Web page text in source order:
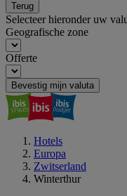
Terug
Selecteer hieronder uw
Geografische zone
Offerte
Bevestig mijn valuta
Hotels
Europa
Zwitserland
Winterthur